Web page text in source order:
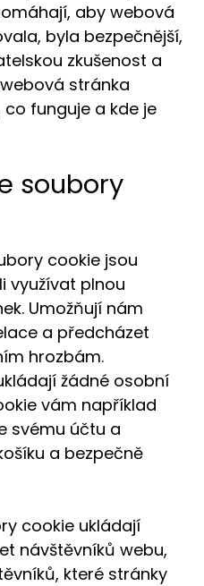
aby webová
byla bezpečnější,
zkušenost a
stránka
funguje a kde je
soubory
cookie jsou
využívat plnou
Umožňují nám
a předcházet
hrozbám.
žádné osobní
vám například
svému účtu a
a bezpečně
cookie ukládají
návštěvníků webu,
které stránky